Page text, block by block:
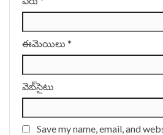
ఈమెయిలు *
వెబ్‌సైటు
Save my name, email, and